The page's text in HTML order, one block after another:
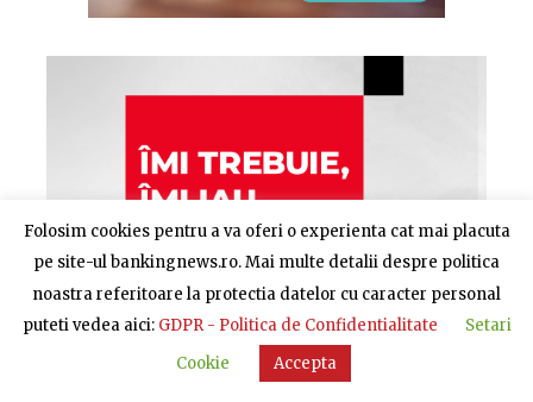
Folosim cookies pentru a va oferi o experienta cat mai placuta
pe site-ul bankingnews.ro. Mai multe detalii despre politica
noastra referitoare la protectia datelor cu caracter personal
puteti vedea aici: GDPR - Politica de Confidentialitate
Setari
Cookie
Accepta